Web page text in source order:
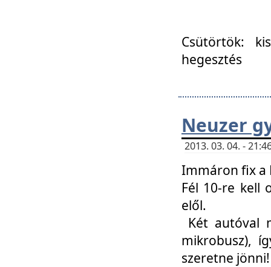
Csütörtök:
hegesztés
Neuzer
2013. 03. 04. -
Immáron fix a
Fél 10-re kell
elől.
Két autóval
mikrobusz),
szeretne jönni!